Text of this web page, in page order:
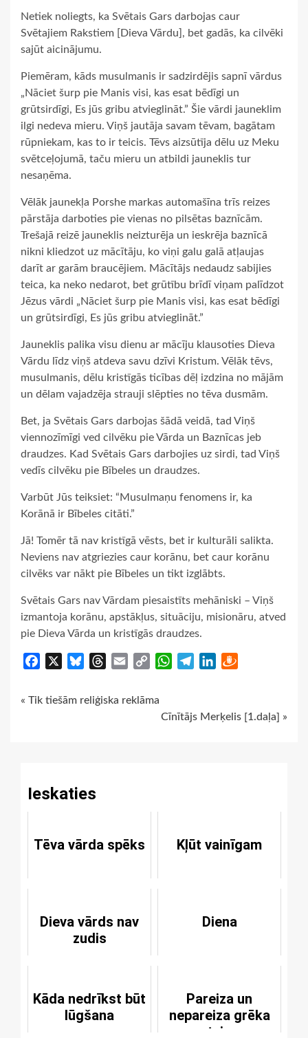
Netiek noliegts, ka Svētais Gars darbojas caur
Svētajiem Rakstiem [Dieva Vārdu], bet gadās, ka cilvēki
sajūt aicinājumu.
Piemēram, kāds musulmanis ir sadzirdējis sapnī vārdus
„Nāciet šurp pie Manis visi, kas esat bēdīgi un
grūtsirdīgi, Es jūs gribu atvieglināt.” Šie vārdi jauneklim
ilgi nedeva mieru. Viņš jautāja savam tēvam, bagātam
rūpniekam, kas to ir teicis. Tēvs aizsūtīja dēlu uz Meku
svētceļojumā, taču mieru un atbildi jauneklis tur
nesaņēma.
Vēlāk jaunekļa Porshe markas automašīna trīs reizes
pārstāja darboties pie vienas no pilsētas baznīcām.
Trešajā reizē jauneklis neizturēja un ieskrēja baznīcā
nikni kliedzot uz mācītāju, ko viņi galu galā atļaujas
darīt ar garām braucējiem. Mācītājs nedaudz sabijies
teica, ka neko nedarot, bet grūtību brīdī viņam palīdzot
Jēzus vārdi „Nāciet šurp pie Manis visi, kas esat bēdīgi
un grūtsirdīgi, Es jūs gribu atvieglināt.”
Jauneklis palika visu dienu ar mācīju klausoties Dieva
Vārdu līdz viņš atdeva savu dzīvi Kristum. Vēlāk tēvs,
musulmanis, dēlu kristīgās ticības dēļ izdzina no mājām
un dēlam vajadzēja strauji slēpties no tēva dusmām.
Bet, ja Svētais Gars darbojas šādā veidā, tad Viņš
viennozīmīgi ved cilvēku pie Vārda un Baznīcas jeb
draudzes. Kad Svētais Gars darbojies uz sirdi, tad Viņš
vedīs cilvēku pie Bībeles un draudzes.
Varbūt Jūs teiksiet: “Musulmaņu fenomens ir, ka
Korānā ir Bībeles citāti.”
Jā! Tomēr tā nav kristīgā vēsts, bet ir kulturāli salikta.
Neviens nav atgriezies caur korānu, bet caur korānu
cilvēks var nākt pie Bībeles un tikt izglābts.
Svētais Gars nav Vārdam piesaistīts mehāniski – Viņš
izmantoja korānu, apstākļus, situāciju, misionāru, atved
pie Dieva Vārda un kristīgās draudzes.
Facebook BlueskyThreads
Email
Copy
WhatsApp
TelegramLinkedIn
Continue
« Tik tiešām reliģiska reklāma
Cīnītājs Merķelis [1.daļa] »
Ieskaties
Tēva vārda spēks Kļūt vainīgam
Dieva vārds nav
zudis
Diena
Kāda nedrīkst būt
lūgšana
Pareiza un
nepareiza grēka
atziņa